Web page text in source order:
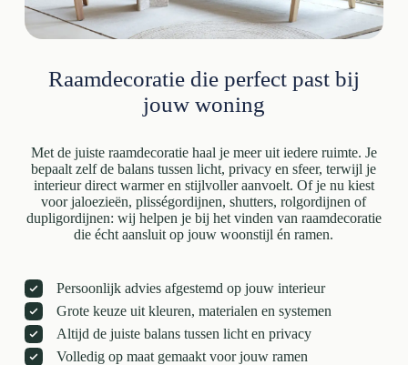
Raamdecoratie die perfect past bij
jouw woning
Met de juiste raamdecoratie haal je meer uit iedere ruimte. Je
bepaalt zelf de balans tussen licht, privacy en sfeer, terwijl je
interieur direct warmer en stijlvoller aanvoelt. Of je nu kiest
voor jaloezieën, plisségordijnen, shutters, rolgordijnen of
dupligordijnen: wij helpen je bij het vinden van raamdecoratie
die écht aansluit op jouw woonstijl én ramen.
Persoonlijk advies afgestemd op jouw interieur
Grote keuze uit kleuren, materialen en systemen
Altijd de juiste balans tussen licht en privacy
Volledig op maat gemaakt voor jouw ramen